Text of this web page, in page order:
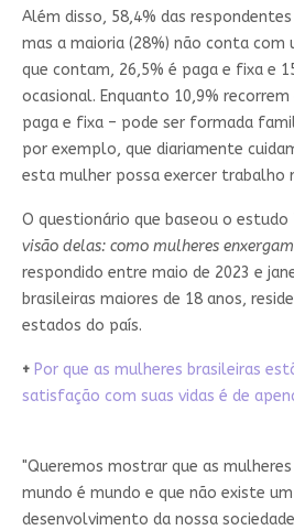
Além disso, 58,4% das
mas a maioria (28%) não conta com
que contam, 26,5% é paga e fixa e
ocasional. Enquanto 10,9%
paga e fixa – pode ser formada
por exemplo, que diariamente
esta mulher possa exercer trabalho
O questionário que baseou o estudo
visão delas: como mulheres
respondido entre maio de 2023 e
brasileiras maiores de 18 anos,
estados do país.
+ Por que as mulheres brasileiras
satisfação com suas vidas é de
"Queremos mostrar que as
mundo é mundo e que não existe
desenvolvimento da nossa